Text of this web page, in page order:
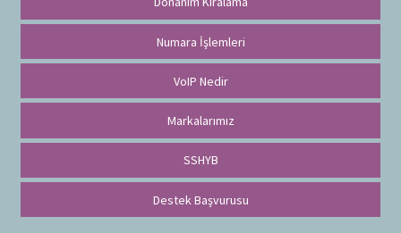
Numara İşlemleri
VoIP Nedir
Markalarımız
SSHYB
Destek Başvurusu